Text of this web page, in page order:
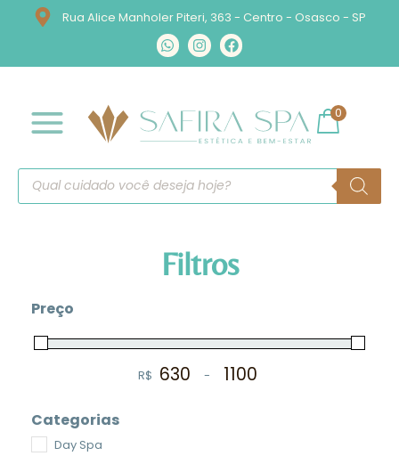
Rua Alice Manholer Piteri, 363 - Centro - Osasco - SP
0
Filtros
Preço
R$ Minimum Price
-
Maximum Price
Categorias
Day Spa